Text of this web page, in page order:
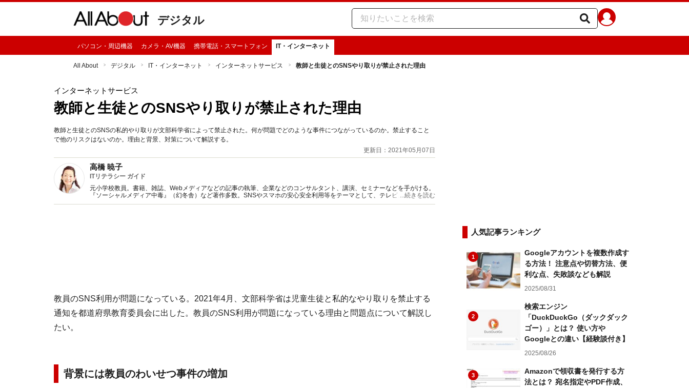
デジタル
パソコン・周辺機器 カメラ・AV機器 携帯電話・スマートフォン IT・インターネット
All About デジタル IT・インターネット インターネットサービス 教師と生徒とのSNSやり取りが禁止された理由
インターネットサービス
教師と生徒とのSNSやり取りが禁止された理由
教師と生徒とのSNSの私的やり取りが文部科学省によって禁止された。何が問題でどのような事件につながっているのか。禁止すること
で他のリスクはないのか。理由と背景、対策について解説する。
更新日：2021年05月07日
高橋 暁子
ITリテラシー ガイド
元小学校教員。書籍、雑誌、Webメディアなどの記事の執筆、企業などのコンサルタント、講演、セミナーなどを手がける。
『ソーシャルメディア中毒』（幻冬舎）など著作多数。SNSやスマホの安心安全利用等をテーマとして、テレビ、雑誌、新
聞、ラジオ等のメディア出演多数。教育出版令和3年度中学校国語教科書に掲載中。
...続きを読む
教員のSNS利用が問題になっている。2021年4月、文部科学省は児童生徒と私的なやり取りを禁止する
通知を都道府県教育委員会に出した。教員のSNS利用が問題になっている理由と問題点について解説し
たい。
背景には教員のわいせつ事件の増加
人気記事ランキング
1
Googleアカウントを複数作成す
る方法！ 注意点や切替方法、便
利な点、失敗談なども解説
2025/08/31
2
検索エンジン
「DuckDuckGo（ダックダック
ゴー）」とは？ 使い方や
Googleとの違い【経験談付き】
2025/08/26
3
Amazonで領収書を発行する方
法とは？ 宛名指定やPDF作成、